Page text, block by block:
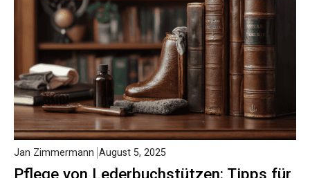
Pflege von Lederbuchstützen: Tipps für
Jan Zimmermann August 5, 2025